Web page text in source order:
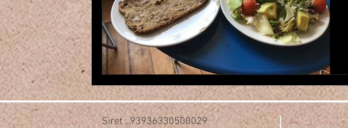
Siret : 93936330500029